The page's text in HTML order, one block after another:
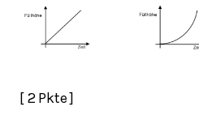
[ 2 Pkte ]